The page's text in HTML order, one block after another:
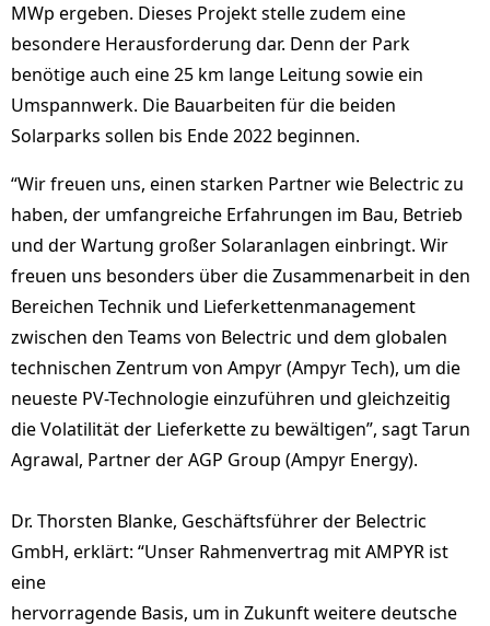
MWp ergeben. Dieses Projekt stelle zudem eine
besondere Herausforderung dar. Denn der Park
benötige auch eine 25 km lange Leitung sowie ein
Umspannwerk. Die Bauarbeiten für die beiden
Solarparks sollen bis Ende 2022 beginnen.
“Wir freuen uns, einen starken Partner wie Belectric zu
haben, der umfangreiche Erfahrungen im Bau, Betrieb
und der Wartung großer Solaranlagen einbringt. Wir
freuen uns besonders über die Zusammenarbeit in den
Bereichen Technik und Lieferkettenmanagement
zwischen den Teams von Belectric und dem globalen
technischen Zentrum von Ampyr (Ampyr Tech), um die
neueste PV-Technologie einzuführen und gleichzeitig
die Volatilität der Lieferkette zu bewältigen”, sagt Tarun
Agrawal, Partner der AGP Group (Ampyr Energy).
Dr. Thorsten Blanke, Geschäftsführer der Belectric
GmbH, erklärt: “Unser Rahmenvertrag mit AMPYR ist
eine
hervorragende Basis, um in Zukunft weitere deutsche